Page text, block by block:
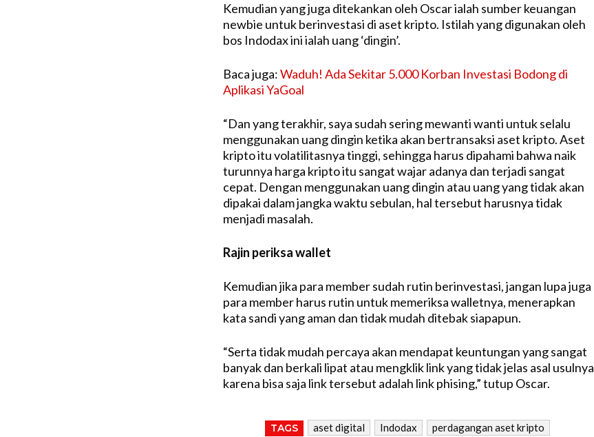
Kemudian yang juga ditekankan oleh Oscar ialah sumber keuangan
newbie untuk berinvestasi di aset kripto. Istilah yang digunakan oleh
bos Indodax ini ialah uang ‘dingin’.
Baca juga:Waduh! Ada Sekitar 5.000 Korban Investasi Bodong di
Aplikasi YaGoal
“Dan yang terakhir, saya sudah sering mewanti wanti untuk selalu
menggunakan uang dingin ketika akan bertransaksi aset kripto. Aset
kripto itu volatilitasnya tinggi, sehingga harus dipahami bahwa naik
turunnya harga kripto itu sangat wajar adanya dan terjadi sangat
cepat. Dengan menggunakan uang dingin atau uang yang tidak akan
dipakai dalam jangka waktu sebulan, hal tersebut harusnya tidak
menjadi masalah.
Rajin periksa wallet
Kemudian jika para member sudah rutin berinvestasi, jangan lupa juga
para member harus rutin untuk memeriksa walletnya, menerapkan
kata sandi yang aman dan tidak mudah ditebak siapapun.
“Serta tidak mudah percaya akan mendapat keuntungan yang sangat
banyak dan berkali lipat atau mengklik link yang tidak jelas asal usulnya
karena bisa saja link tersebut adalah link phising,” tutup Oscar.
TAGS aset digital Indodax perdagangan aset kripto